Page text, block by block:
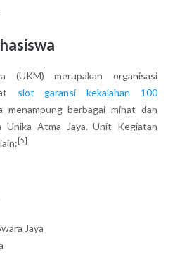
(UKM) merupakan organisasi
slot garansi kekalahan 100
menampung berbagai minat dan
Unika Atma Jaya. Unit Kegiatan
[5]
Jaya